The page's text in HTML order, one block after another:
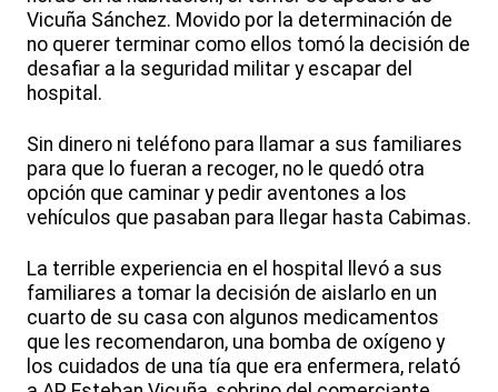
Vicuña Sánchez. Movido por la determinación de
no querer terminar como ellos tomó la decisión de
desafiar a la seguridad militar y escapar del
hospital.
Sin dinero ni teléfono para llamar a sus familiares
para que lo fueran a recoger, no le quedó otra
opción que caminar y pedir aventones a los
vehículos que pasaban para llegar hasta Cabimas.
La terrible experiencia en el hospital llevó a sus
familiares a tomar la decisión de aislarlo en un
cuarto de su casa con algunos medicamentos
que les recomendaron, una bomba de oxígeno y
los cuidados de una tía que era enfermera, relató